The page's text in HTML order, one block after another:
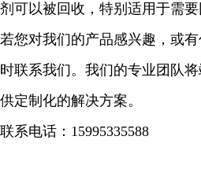
剂可以被回收，特别适用于需要
若您对我们的产品感兴趣，或
时联系我们。我们的专业团队
供定制化的解决方案。
联系电话： 15995335588